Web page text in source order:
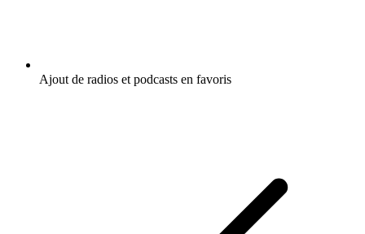
Ajout de radios et podcasts en favoris